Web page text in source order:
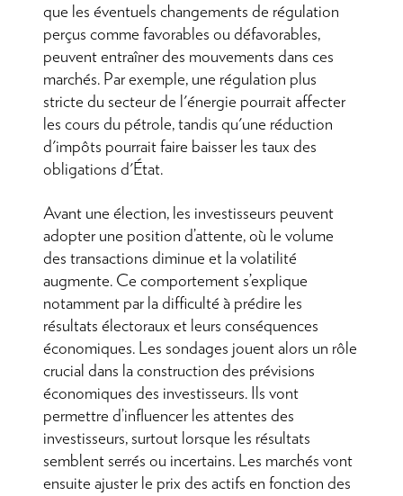
que les éventuels changements de régulation
perçus comme favorables ou défavorables,
peuvent entraîner des mouvements dans ces
marchés. Par exemple, une régulation plus
stricte du secteur de l'énergie pourrait affecter
les cours du pétrole, tandis qu'une réduction
d'impôts pourrait faire baisser les taux des
obligations d'État.
Avant une élection, les investisseurs peuvent
adopter une position d’attente, où le volume
des transactions diminue et la volatilité
augmente. Ce comportement s’explique
notamment par la difficulté à prédire les
résultats électoraux et leurs conséquences
économiques. Les sondages jouent alors un rôle
crucial dans la construction des prévisions
économiques des investisseurs. Ils vont
permettre d’influencer les attentes des
investisseurs, surtout lorsque les résultats
semblent serrés ou incertains. Les marchés vont
ensuite ajuster le prix des actifs en fonction des